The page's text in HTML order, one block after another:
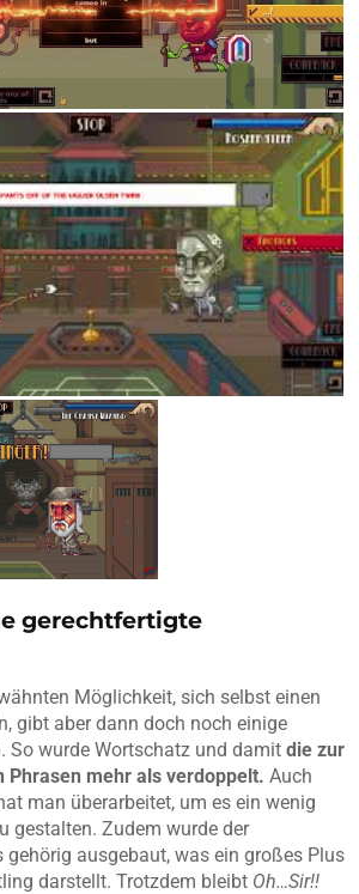
gerechtfertigte
Möglichkeit, sich selbst einen
gibt aber dann doch noch einige
So wurde Wortschatz und damit die zur
Phrasen mehr als verdoppelt. Auch
man überarbeitet, um es ein wenig
gestalten. Zudem wurde der
gehörig ausgebaut, was ein großes Plus
darstellt. Trotzdem bleibt Oh…Sir!!